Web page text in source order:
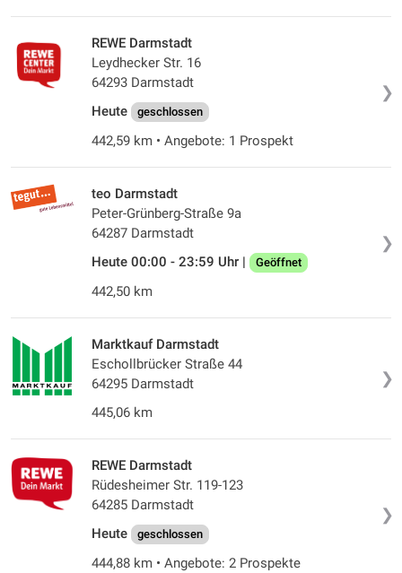
❯
REWE Darmstadt
Leydhecker Str. 16
64293 Darmstadt
Heute
geschlossen
442,59 km • Angebote: 1 Prospekt
❯
teo Darmstadt
Peter-Grünberg-Straße 9a
64287 Darmstadt
Heute 00:00 - 23:59 Uhr |
Geöffnet
442,50 km
❯
Marktkauf Darmstadt
Eschollbrücker Straße 44
64295 Darmstadt
445,06 km
❯
REWE Darmstadt
Rüdesheimer Str. 119-123
64285 Darmstadt
Heute
geschlossen
444,88 km • Angebote: 2 Prospekte